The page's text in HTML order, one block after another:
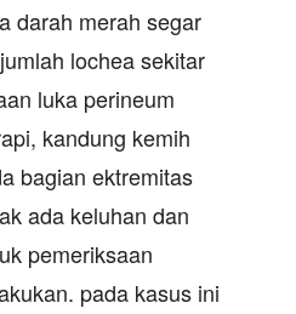
darah merah segar
lochea sekitar
luka perineum
kandung kemih
bagian ektremitas
ada keluhan dan
pemeriksaan
pada kasus ini